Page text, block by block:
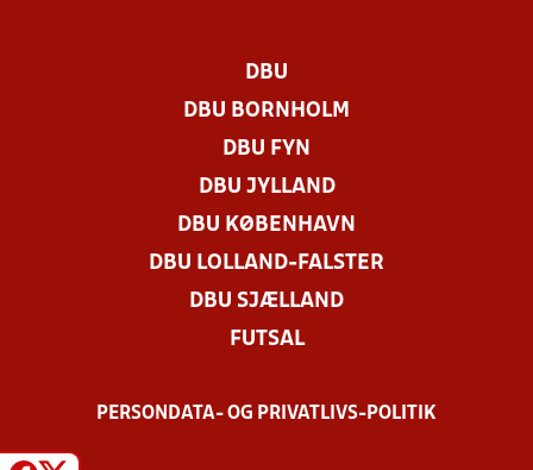
DBU
DBU BORNHOLM
DBU FYN
DBU JYLLAND
DBU KØBENHAVN
DBU LOLLAND-FALSTER
DBU SJÆLLAND
FUTSAL
PERSONDATA- OG PRIVATLIVS-POLITIK